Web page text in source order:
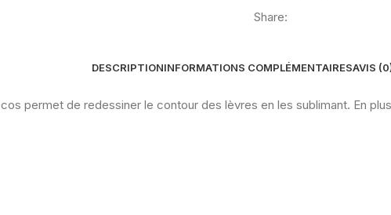
Share:
DESCRIPTIONINFORMATIONS COMPLÉMENTAIRESAVIS
permet de redessiner le contour des lèvres en les sublimant. En